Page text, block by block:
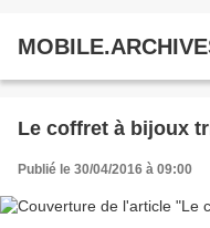
Le coffret à bijoux
Publié le 30/04/2016 à 09:00